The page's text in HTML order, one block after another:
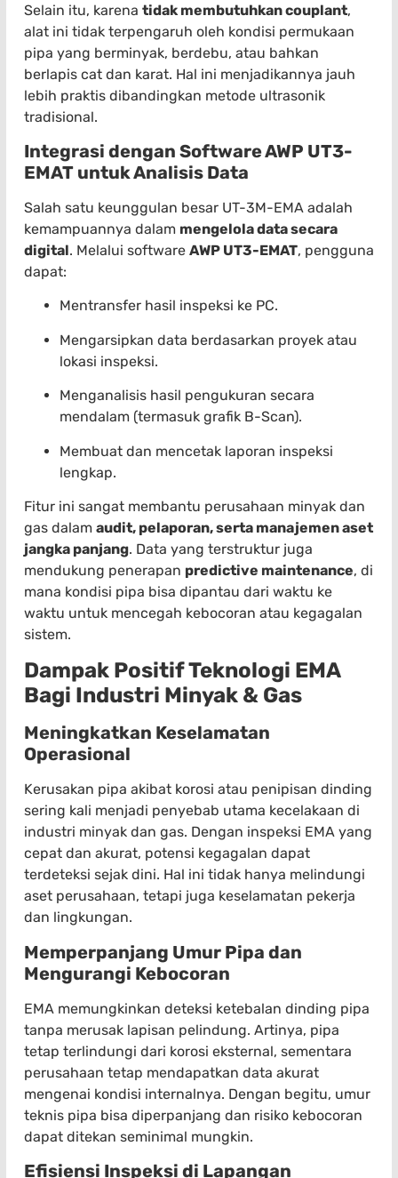
Selain itu, karena tidak membutuhkan couplant,
alat ini tidak terpengaruh oleh kondisi permukaan
pipa yang berminyak, berdebu, atau bahkan
berlapis cat dan karat. Hal ini menjadikannya jauh
lebih praktis dibandingkan metode ultrasonik
tradisional.
Integrasi dengan Software AWP UT3-
EMAT untuk Analisis Data
Salah satu keunggulan besar UT-3M-EMA adalah
kemampuannya dalam mengelola data secara
digital. Melalui software AWP UT3-EMAT, pengguna
dapat:
Mentransfer hasil inspeksi ke PC.
Mengarsipkan data berdasarkan proyek atau
lokasi inspeksi.
Menganalisis hasil pengukuran secara
mendalam (termasuk grafik B-Scan).
Membuat dan mencetak laporan inspeksi
lengkap.
Fitur ini sangat membantu perusahaan minyak dan
gas dalam audit, pelaporan, serta manajemen aset
jangka panjang. Data yang terstruktur juga
mendukung penerapan predictive maintenance, di
mana kondisi pipa bisa dipantau dari waktu ke
waktu untuk mencegah kebocoran atau kegagalan
sistem.
Dampak Positif Teknologi EMA
Bagi Industri Minyak & Gas
Meningkatkan Keselamatan
Operasional
Kerusakan pipa akibat korosi atau penipisan dinding
sering kali menjadi penyebab utama kecelakaan di
industri minyak dan gas. Dengan inspeksi EMA yang
cepat dan akurat, potensi kegagalan dapat
terdeteksi sejak dini. Hal ini tidak hanya melindungi
aset perusahaan, tetapi juga keselamatan pekerja
dan lingkungan.
Memperpanjang Umur Pipa dan
Mengurangi Kebocoran
EMA memungkinkan deteksi ketebalan dinding pipa
tanpa merusak lapisan pelindung. Artinya, pipa
tetap terlindungi dari korosi eksternal, sementara
perusahaan tetap mendapatkan data akurat
mengenai kondisi internalnya. Dengan begitu, umur
teknis pipa bisa diperpanjang dan risiko kebocoran
dapat ditekan seminimal mungkin.
Efisiensi Inspeksi di Lapangan